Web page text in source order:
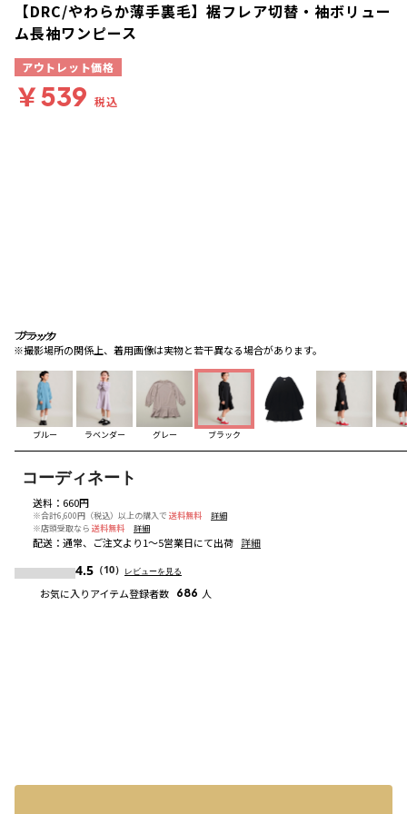
ブラック
※撮影場所の関係上、着用画像は実物と若干異なる場合があります。
ブラック
ブラック
ブルー ラベンダー グレー ブラック
コーディネート
送料 ： 660円
※合計6,600円（税込）以上の購入で 送料無料
詳細
※店頭受取なら 送料無料 詳細
配送 ： 通常、ご注文より1～5営業日にて出荷 詳細
4.5 （10） レビューを見る
お気に入りアイテム登録者数 686 人
【DRC/やわらか薄手裏毛】裾フレア切替・袖ボリュー
ム長袖ワンピース
アウトレット価格
￥539 税込